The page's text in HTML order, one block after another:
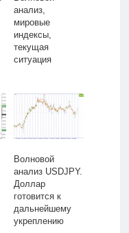
анализ,
мировые
индексы,
текущая
ситуация
Волновой
анализ USDJPY.
Доллар
готовится к
дальнейшему
укреплению